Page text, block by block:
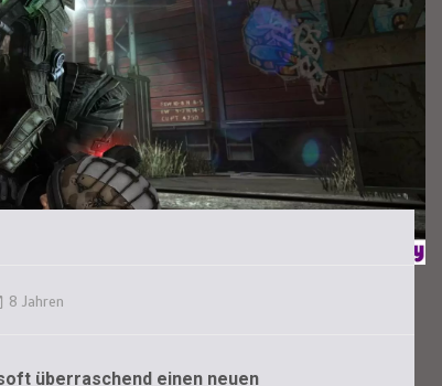
8 Jahren
überraschend einen neuen